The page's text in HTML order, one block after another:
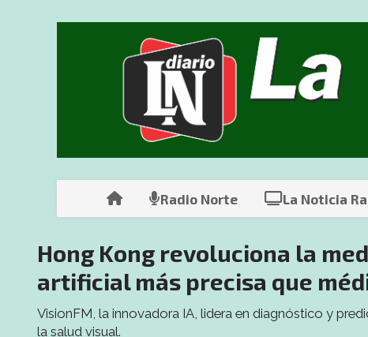
Radio Norte La Noticia
Hong Kong revoluciona la
artificial más precisa que
VisionFM, la innovadora IA, lidera en diagnóstico y
la salud visual.